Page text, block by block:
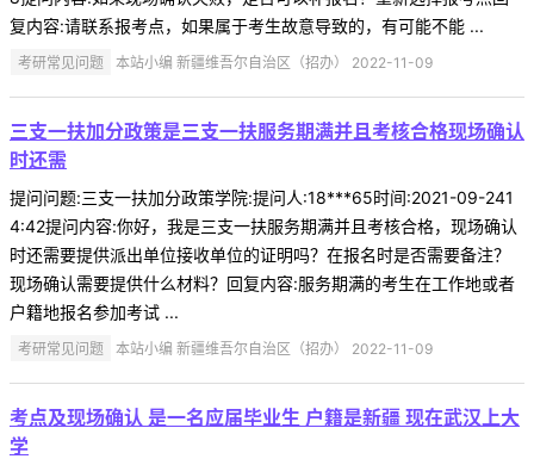
复内容:请联系报考点，如果属于考生故意导致的，有可能不能 ...
考研常见问题 本站小编 新疆维吾尔自治区（招办） 2022-11-09
三支一扶加分政策是三支一扶服务期满并且考核合格现场确认
时还需
提问问题:三支一扶加分政策学院:提问人:18***65时间:2021-09-241
4:42提问内容:你好，我是三支一扶服务期满并且考核合格，现场确认
时还需要提供派出单位接收单位的证明吗？在报名时是否需要备注？
现场确认需要提供什么材料？回复内容:服务期满的考生在工作地或者
户籍地报名参加考试 ...
考研常见问题 本站小编 新疆维吾尔自治区（招办） 2022-11-09
考点及现场确认 是一名应届毕业生 户籍是新疆 现在武汉上大
学